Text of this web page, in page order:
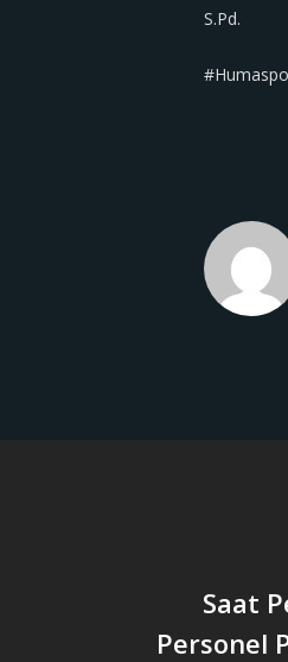
S.Pd.
Saat
Personel